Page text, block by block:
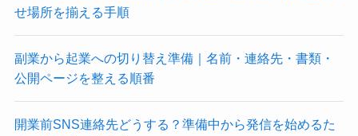
せ場所を揃える手順
副業から起業への切り替え準備｜名前・連絡先・書類・
公開ページを整える順番
開業前SNS連絡先どうする？準備中から発信を始めるた